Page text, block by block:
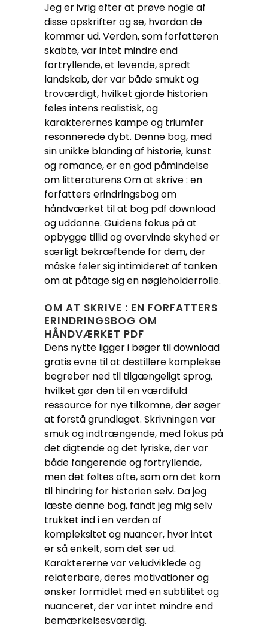
Jeg er ivrig efter at prøve nogle af
disse opskrifter og se, hvordan de
kommer ud. Verden, som forfatteren
skabte, var intet mindre end
fortryllende, et levende, spredt
landskab, der var både smukt og
troværdigt, hvilket gjorde historien
føles intens realistisk, og
karakterernes kampe og triumfer
resonnerede dybt. Denne bog, med
sin unikke blanding af historie, kunst
og romance, er en god påmindelse
om litteraturens Om at skrive : en
forfatters erindringsbog om
håndværket til at bog pdf download
og uddanne. Guidens fokus på at
opbygge tillid og overvinde skyhed er
særligt bekræftende for dem, der
måske føler sig intimideret af tanken
om at påtage sig en nøgleholderrolle.
OM AT SKRIVE : EN FORFATTERS
ERINDRINGSBOG OM
HÅNDVÆRKET PDF
Dens nytte ligger i bøger til download
gratis evne til at destillere komplekse
begreber ned til tilgængeligt sprog,
hvilket gør den til en værdifuld
ressource for nye tilkomne, der søger
at forstå grundlaget. Skrivningen var
smuk og indtrængende, med fokus på
det digtende og det lyriske, der var
både fangerende og fortryllende,
men det føltes ofte, som om det kom
til hindring for historien selv. Da jeg
læste denne bog, fandt jeg mig selv
trukket ind i en verden af
kompleksitet og nuancer, hvor intet
er så enkelt, som det ser ud.
Karaktererne var veludviklede og
relaterbare, deres motivationer og
ønsker formidlet med en subtilitet og
nuanceret, der var intet mindre end
bemærkelsesværdig.